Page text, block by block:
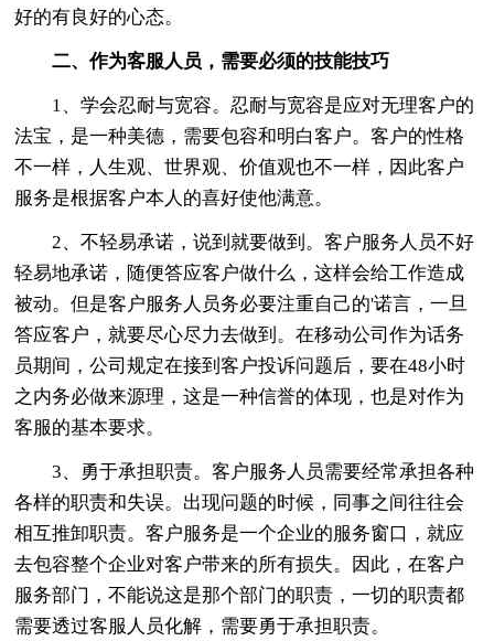
好的有良好的心态。
二、作为客服人员，需要必须的技能技巧
1、学会忍耐与宽容。忍耐与宽容是应对无理客户的
法宝，是一种美德，需要包容和明白客户。客户的性格
不一样，人生观、世界观、价值观也不一样，因此客户
服务是根据客户本人的喜好使他满意。
2、不轻易承诺，说到就要做到。客户服务人员不好
轻易地承诺，随便答应客户做什么，这样会给工作造成
被动。但是客户服务人员务必要注重自己的'诺言，一旦
答应客户，就要尽心尽力去做到。在移动公司作为话务
员期间，公司规定在接到客户投诉问题后，要在48小时
之内务必做来源理，这是一种信誉的体现，也是对作为
客服的基本要求。
3、勇于承担职责。客户服务人员需要经常承担各种
各样的职责和失误。出现问题的时候，同事之间往往会
相互推卸职责。客户服务是一个企业的服务窗口，就应
去包容整个企业对客户带来的所有损失。因此，在客户
服务部门，不能说这是那个部门的职责，一切的职责都
需要透过客服人员化解，需要勇于承担职责。